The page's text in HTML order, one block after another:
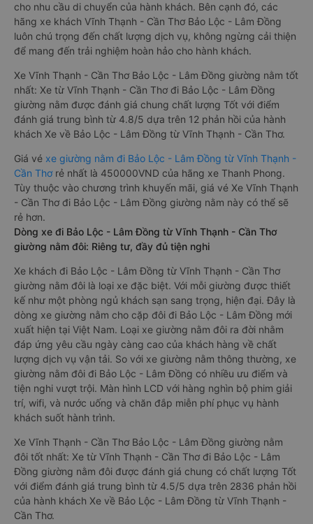
cho nhu cầu di chuyển của hành khách. Bên cạnh đó, các
hãng xe khách Vĩnh Thạnh - Cần Thơ Bảo Lộc - Lâm Đồng
luôn chú trọng đến chất lượng dịch vụ, không ngừng cải thiện
để mang đến trải nghiệm hoàn hảo cho hành khách.
Xe Vĩnh Thạnh - Cần Thơ Bảo Lộc - Lâm Đồng giường nằm tốt
nhất: Xe từ Vĩnh Thạnh - Cần Thơ đi Bảo Lộc - Lâm Đồng
giường nằm được đánh giá chung chất lượng Tốt với điểm
đánh giá trung bình từ 4.8/5 dựa trên 12 phản hồi của hành
khách Xe về Bảo Lộc - Lâm Đồng từ Vĩnh Thạnh - Cần Thơ.
Giá vé xe giường nằm đi Bảo Lộc - Lâm Đồng từ Vĩnh Thạnh -
Cần Thơ rẻ nhất là 450000VND của hãng xe Thanh Phong.
Tùy thuộc vào chương trình khuyến mãi, giá vé Xe Vĩnh Thạnh
- Cần Thơ đi Bảo Lộc - Lâm Đồng giường nằm này có thể sẽ
rẻ hơn.
Dòng xe đi Bảo Lộc - Lâm Đồng từ Vĩnh Thạnh - Cần Thơ
giường nằm đôi: Riêng tư, đầy đủ tiện nghi
Xe khách đi Bảo Lộc - Lâm Đồng từ Vĩnh Thạnh - Cần Thơ
giường nằm đôi là loại xe đặc biệt. Với mỗi giường được thiết
kế như một phòng ngủ khách sạn sang trọng, hiện đại. Đây là
dòng xe giường nằm cho cặp đôi đi Bảo Lộc - Lâm Đồng mới
xuất hiện tại Việt Nam. Loại xe giường nằm đôi ra đời nhằm
đáp ứng yêu cầu ngày càng cao của khách hàng về chất
lượng dịch vụ vận tải. So với xe giường nằm thông thường, xe
giường nằm đôi đi Bảo Lộc - Lâm Đồng có nhiều ưu điểm và
tiện nghi vượt trội. Màn hình LCD với hàng nghìn bộ phim giải
trí, wifi, và nước uống và chăn đắp miễn phí phục vụ hành
khách suốt hành trình.
Xe Vĩnh Thạnh - Cần Thơ Bảo Lộc - Lâm Đồng giường nằm
đôi tốt nhất: Xe từ Vĩnh Thạnh - Cần Thơ đi Bảo Lộc - Lâm
Đồng giường nằm đôi được đánh giá chung có chất lượng Tốt
với điểm đánh giá trung bình từ 4.5/5 dựa trên 2836 phản hồi
của hành khách Xe về Bảo Lộc - Lâm Đồng từ Vĩnh Thạnh -
Cần Thơ.